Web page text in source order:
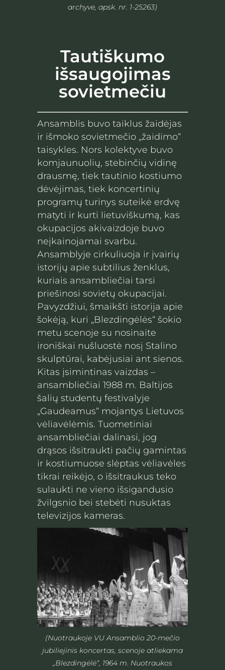
archyve, apsk. nr. 1-25263)
Tautiškumo
išsaugojimas
sovietmečiu
Ansamblis buvo taiklus žaidėjas
ir išmoko sovietmečio „žaidimo“
taisykles. Nors kolektyve buvo
komjaunuolių, stebinčių vidinę
drausmę, tiek tautinio kostiumo
dėvėjimas, tiek koncertinių
programų turinys suteikė erdvę
matyti ir kurti lietuviškumą, kas
okupacijos akivaizdoje buvo
neįkainojamai svarbu.
Ansamblyje cirkuliuoja ir įvairių
istorijų apie subtilius ženklus,
kuriais ansambliečiai tarsi
priešinosi sovietų okupacijai.
Pavyzdžiui, šmaikšti istorija apie
šokėją, kuri „Blezdingėlės“ šokio
metu scenoje su nosinaite
ironiškai nušluostė nosį Stalino
skulptūrai, kabėjusiai ant sienos.
Kitas įsimintinas vaizdas –
ansambliečiai 1988 m. Baltijos
šalių studentų festivalyje
„Gaudeamus“ mojantys Lietuvos
vėliavėlėmis. Tuometiniai
ansambliečiai dalinasi, jog
drąsos išsitraukti pačių gamintas
ir kostiumuose slėptas vėliavėles
tikrai reikėjo, o išsitraukus teko
sulaukti ne vieno išsigandusio
žvilgsnio bei stebėti nusuktas
televizijos kameras.
(Nuotraukoje VU Ansamblio 20-mečio
jubiliejinis koncertas, scenoje atliekama
„Blezdingėlė“, 1964 m. Nuotraukos